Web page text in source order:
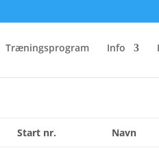
Træningsprogram Info
Marathon
Start nr. Navn